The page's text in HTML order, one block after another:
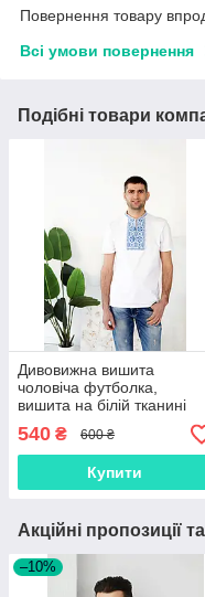
Повернення товару
Всі умови повернення
Подібні товари
Дивовижна вишита
чоловіча футболка,
вишита на білій тканині
ЧФ-11
540 ₴ 600 ₴
Купити
Акційні пропозиції
–10%